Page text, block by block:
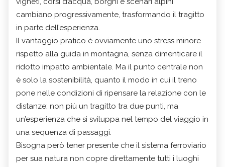
cambiano progressivamente, trasformando il tragitto
in parte dell’esperienza.
Il vantaggio pratico è ovviamente uno stress minore
rispetto alla guida in montagna, senza dimenticare il
ridotto impatto ambientale. Ma il punto centrale non
è solo la sostenibilità, quanto il modo in cui il treno
pone nelle condizioni di ripensare la relazione con le
distanze: non più un tragitto tra due punti, ma
un’esperienza che si sviluppa nel tempo del viaggio in
una sequenza di passaggi.
Bisogna però tener presente che il sistema ferroviario
per sua natura non copre direttamente tutti i luoghi